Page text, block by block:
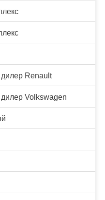
Renault
Volkswagen